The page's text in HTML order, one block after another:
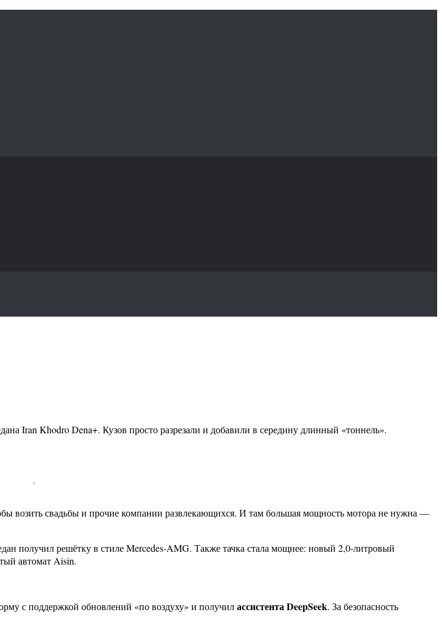
Iran Khodro Dena+. Кузов просто разрезали и добавили в середину длинный «тоннель».
возить свадьбы и прочие компании развлекающихся. И там большая мощность мотора не нужна —
получил решётку в стиле Mercedes-AMG. Также тачка стала мощнее: новый 2,0-литровый
автомат Aisin.
с поддержкой обновлений «по воздуху» и получилассистента DeepSeek. За безопасность